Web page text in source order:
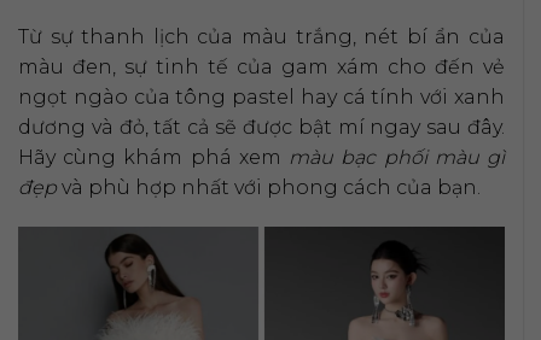
Từ sự thanh lịch của màu trắng, nét bí ẩn của
màu đen, sự tinh tế của gam xám cho đến vẻ
ngọt ngào của tông pastel hay cá tính với xanh
dương và đỏ, tất cả sẽ được bật mí ngay sau đây.
Hãy cùng khám phá xem màu bạc phối màu gì
đẹp và phù hợp nhất với phong cách của bạn.